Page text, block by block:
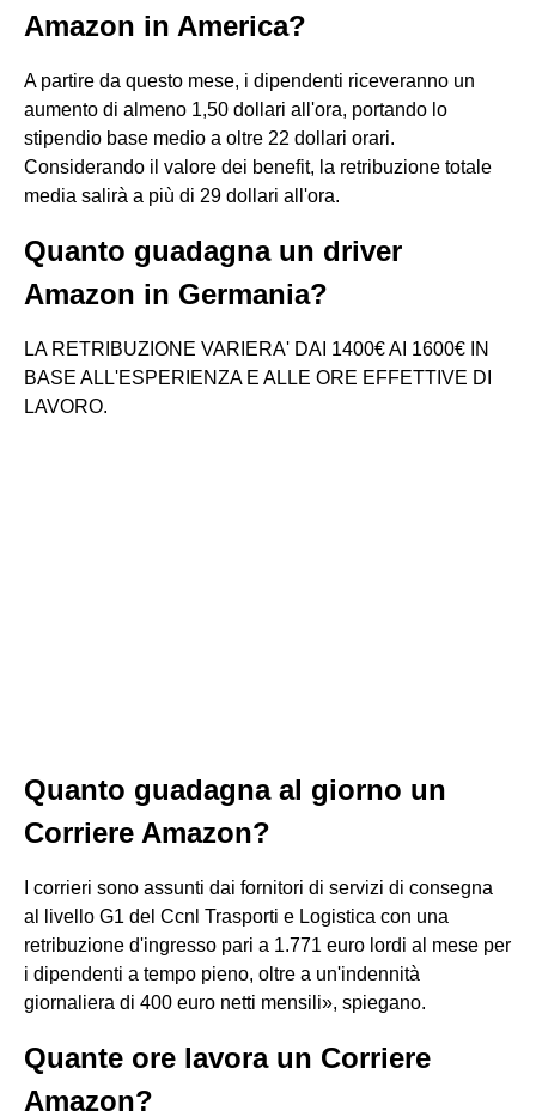
Amazon in America?
A partire da questo mese, i dipendenti riceveranno un
aumento di almeno 1,50 dollari all'ora, portando lo
stipendio base medio a oltre 22 dollari orari.
Considerando il valore dei benefit, la retribuzione totale
media salirà a più di 29 dollari all'ora.
Quanto guadagna un driver
Amazon in Germania?
LA RETRIBUZIONE VARIERA' DAI 1400€ AI 1600€ IN
BASE ALL'ESPERIENZA E ALLE ORE EFFETTIVE DI
LAVORO.
Quanto guadagna al giorno un
Corriere Amazon?
I corrieri sono assunti dai fornitori di servizi di consegna
al livello G1 del Ccnl Trasporti e Logistica con una
retribuzione d'ingresso pari a 1.771 euro lordi al mese per
i dipendenti a tempo pieno, oltre a un'indennità
giornaliera di 400 euro netti mensili», spiegano.
Quante ore lavora un Corriere
Amazon?